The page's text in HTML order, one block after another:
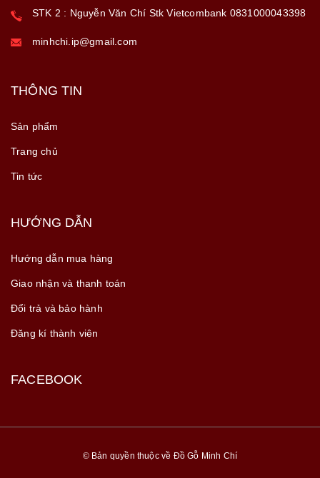
STK 2 : Nguyễn Văn Chí Stk Vietcombank 0831000043398
minhchi.ip@gmail.com
THÔNG TIN
Sản phẩm
Trang chủ
Tin tức
HƯỚNG DẪN
Hướng dẫn mua hàng
Giao nhận và thanh toán
Đổi trả và bảo hành
Đăng kí thành viên
FACEBOOK
© Bản quyền thuộc về Đồ Gỗ Minh Chí